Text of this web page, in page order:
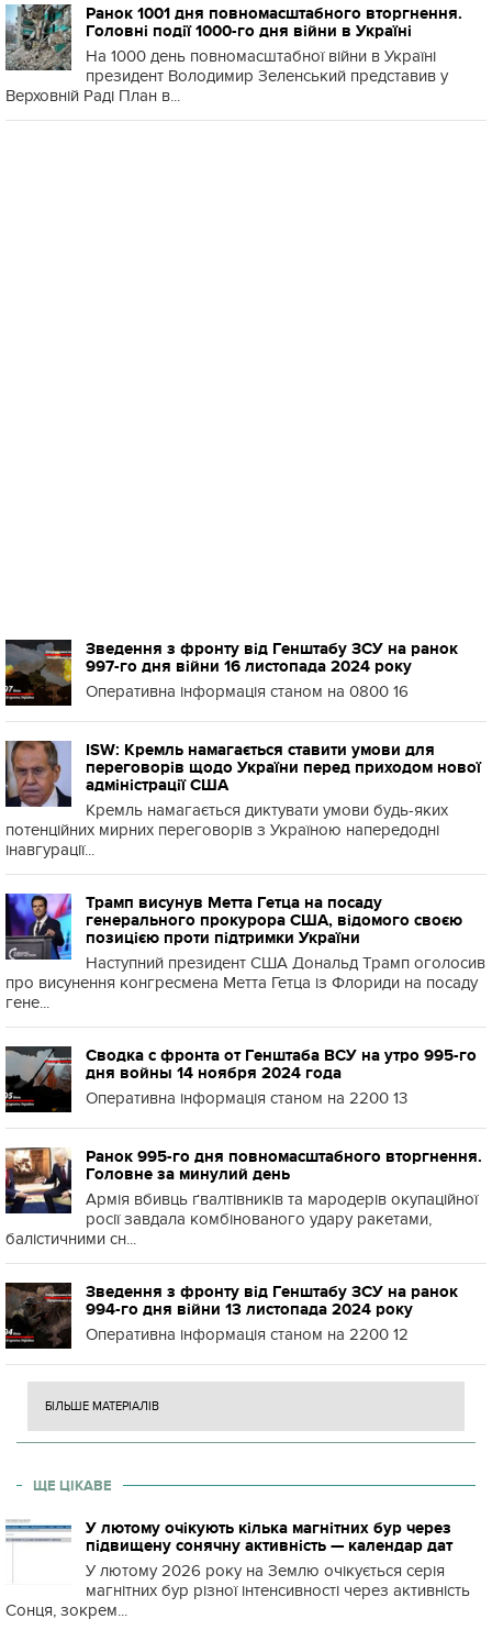
Ранок 1001 дня повномасштабного вторгнення.
Головні події 1000-го дня війни в Україні
На 1000 день повномасштабної війни в Україні
президент Володимир Зеленський представив у
Верховній Раді План в...
Зведення з фронту від Генштабу ЗСУ на ранок
997-го дня війни 16 листопада 2024 року
Оперативна інформація станом на 0800 16
ISW: Кремль намагається ставити умови для
переговорів щодо України перед приходом нової
адміністрації США
Кремль намагається диктувати умови будь-яких
потенційних мирних переговорів з Україною напередодні
інавгурації...
Трамп висунув Метта Гетца на посаду
генерального прокурора США, відомого своєю
позицією проти підтримки України
Наступний президент США Дональд Трамп оголосив
про висунення конгресмена Метта Гетца із Флориди на посаду
гене...
Сводка с фронта от Генштаба ВСУ на утро 995-го
дня войны 14 ноября 2024 года
Оперативна інформація станом на 2200 13
Ранок 995-го дня повномасштабного вторгнення.
Головне за минулий день
Армія вбивць ґвалтівників та мародерів окупаційної
росії завдала комбінованого удару ракетами,
балістичними сн...
Зведення з фронту від Генштабу ЗСУ на ранок
994-го дня війни 13 листопада 2024 року
Оперативна інформація станом на 2200 12
БІЛЬШЕ МАТЕРІАЛІВ
ЩЕ ЦІКАВЕ
У лютому очікують кілька магнітних бур через
підвищену сонячну активність — календар дат
У лютому 2026 року на Землю очікується серія
магнітних бур різної інтенсивності через активність
Сонця, зокрем...